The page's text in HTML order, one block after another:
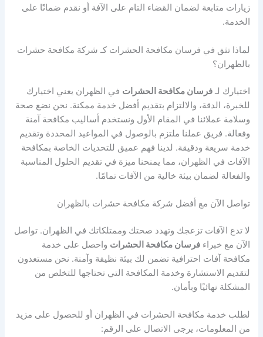
زيارات متابعة لضمان القضاء التام على الآفة أو نقدم ضمانًا على
الخدمة.
لماذا تثق في فرسان مكافحة الحشرات كـ شركة مكافحة حشرات
بالظهران؟
اختيارك لـفرسان مكافحة الحشرات في الظهران يعني اختيارك
للخبرة، الدقة، والالتزام بتقديم أفضل خدمة ممكنة. نحن نضع صحة
وسلامة عملائنا في المقام الأول ونستخدم أساليب مكافحة آمنة
وفعالة. فريق عملنا ملتزم بالوصول في المواعيد المحددة وتقديم
خدمة سريعة ودقيقة. لدينا فهم عميق للتحديات الخاصة بمكافحة
الآفات في الظهران، مما يمنحنا ميزة في تقديم الحلول المناسبة
والفعالة لضمان بيئة خالية من الآفات تمامًا.
تواصل الآن مع أفضل شركة مكافحة حشرات بالظهران
لا تدع الآفات تزعجك وتهدد صحتك وممتلكاتك في الظهران. تواصل
الآن مع خبراءفرسان مكافحة الحشرات واحصل على خدمة
مكافحة آفات احترافية تضمن لك بيئة نظيفة وآمنة. نحن مستعدون
لتقديم الاستشارة وخدمة المكافحة التي تحتاجها للتخلص من
المشكلة نهائيًا وبأمان.
لطلب خدمة مكافحة الحشرات في الظهران أو للحصول على مزيد
من المعلومات، يرجى الاتصال على الرقم: